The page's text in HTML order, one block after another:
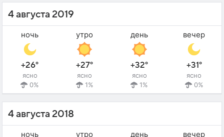
4 августа 2019
ночь
+26°
ясно
0%
утро
+27°
ясно
1%
день
+32°
ясно
1%
вечер
+31°
ясно
0%
4 августа 2018
ночь утро день вечер